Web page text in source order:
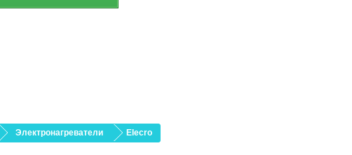
Электронагреватели Elecro